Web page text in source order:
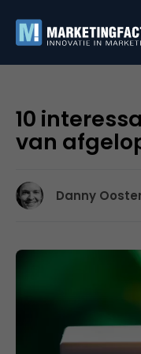
10
van
Danny